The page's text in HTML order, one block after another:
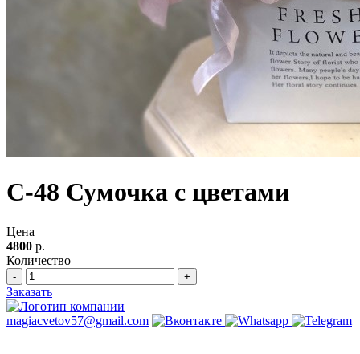
С-48 Сумочка с цветами
Цена
4800 р.
Количество
- +
Заказать
magiacvetov57@gmail.com